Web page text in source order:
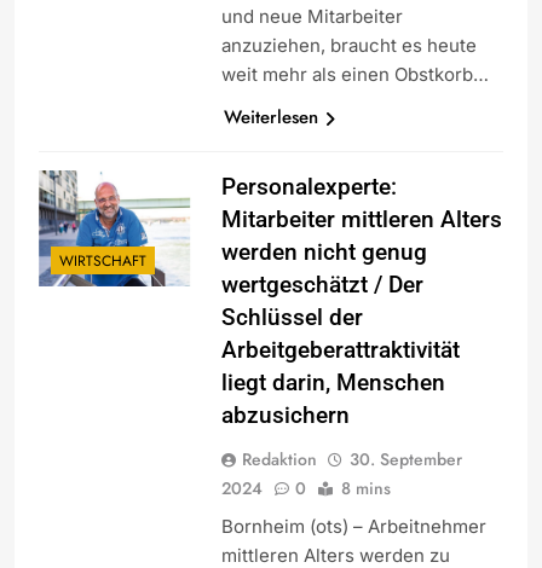
und neue Mitarbeiter
anzuziehen, braucht es heute
weit mehr als einen Obstkorb…
Weiterlesen
WIRTSCHAFT
Personalexperte:
Mitarbeiter mittleren Alters
werden nicht genug
wertgeschätzt / Der
Schlüssel der
Arbeitgeberattraktivität
liegt darin, Menschen
abzusichern
Redaktion
30. September
2024
0 8 mins
Bornheim (ots) – Arbeitnehmer
mittleren Alters werden zu